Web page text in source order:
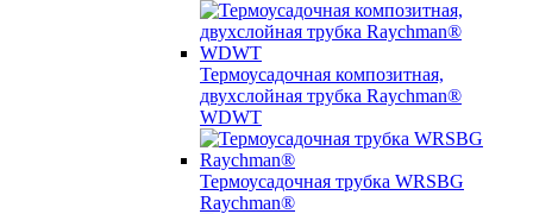
Термоусадочная композитная,
двухслойная трубка Raychman®
WDWT
Термоусадочная трубка WRSBG
Raychman®